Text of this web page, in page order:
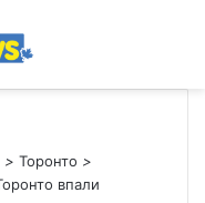
> Торонто >
впали